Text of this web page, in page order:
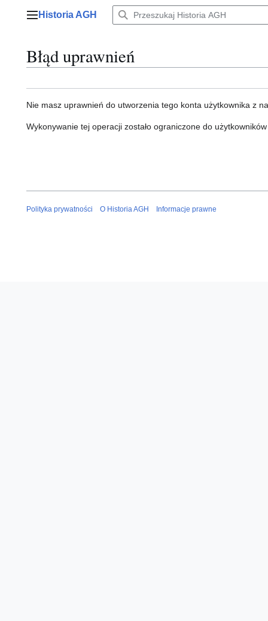
Menu główne
Historia AGH
Błąd uprawnień
Nie masz uprawnień do utworzenia tego konta użytkownika z
Wykonywanie tej operacji zostało ograniczone do
Polityka prywatności O Historia AGH Informacje prawne